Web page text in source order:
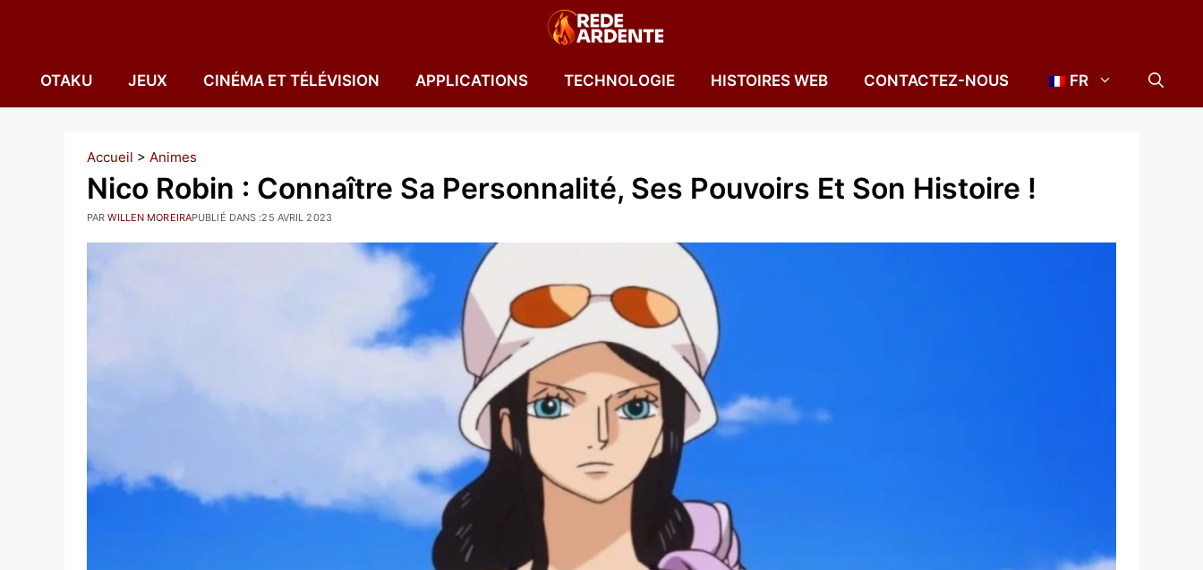
OTAKU JEUX CINÉMA ET TÉLÉVISION APPLICATIONS TECHNOLOGIE HISTOIRES WEB CONTACTEZ-NOUS FR
Accueil > Animes
Nico Robin : Connaître Sa Personnalité, Ses Pouvoirs Et Son Histoire !
PUBLIÉ DANS :25 AVRIL 2023
PARWILLEN MOREIRA